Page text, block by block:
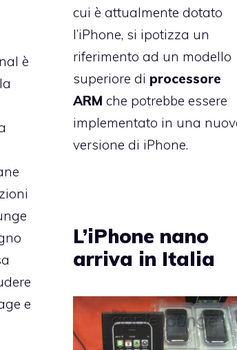
è
e
cui è attualmente dotato
l’iPhone, si ipotizza un
riferimento ad un modello
superiore di processore
ARM che potrebbe essere
implementato in una
versione di iPhone.
L’iPhone nano
arriva in Italia